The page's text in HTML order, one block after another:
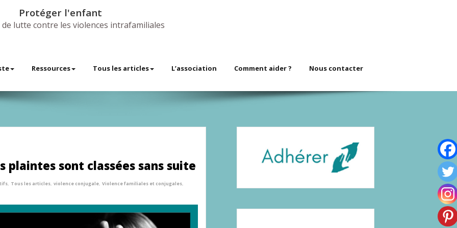
Protéger l'enfant
lutte contre les violences intrafamiliales
Ressources Tous les articles L’association Comment aider ? Nous contacter
plaintes sont classées sans suite
, Tous les articles, violence conjugale, Violence familiales et conjugales,